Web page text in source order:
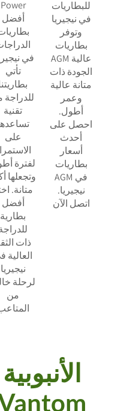
Power
أفضل
في
تأتي
للدراجة
تقنية
على
لفترة
وتجعلها
متانة.
أفضل
بطارية
ذات
العالية
نيجيريا
لرحلة
من
للبطاريات
في نيجيريا
وتوفر
بطاريات
AGM عالية
الجودة ذات
متانة عالية
وعمر
أطول.
احصل على
أحدث
أسعار
بطاريات
AGM في
نيجيريا.
اتصل الآن
الأنبوبية